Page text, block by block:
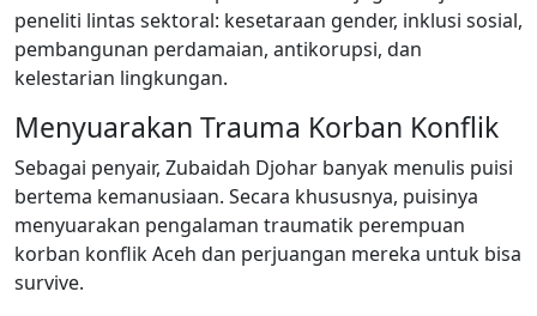
peneliti lintas sektoral: kesetaraan gender, inklusi sosial,
pembangunan perdamaian, antikorupsi, dan
kelestarian lingkungan.
Menyuarakan Trauma Korban Konflik
Sebagai penyair, Zubaidah Djohar banyak menulis puisi
bertema kemanusiaan. Secara khususnya, puisinya
menyuarakan pengalaman traumatik perempuan
korban konflik Aceh dan perjuangan mereka untuk bisa
survive.